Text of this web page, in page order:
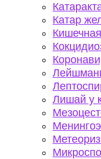
Катар
Лишай у